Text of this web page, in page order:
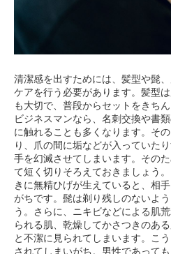
清潔感を出すためには、髪型や髭
ケアを行う必要があります。髪型
も大切で、普段からセットをきち
ビジネスマンなら、名刺交換や書
に触れることも多くなります。そ
り、爪の間に垢などが入っていた
手を幻滅させてしまいます。その
て短く切りそろえておきましょう
きに無精ひげが生えていると、相
がちです。髭は剃り残しのないよ
う。さらに、ニキビなどによる肌
られる肌、乾燥してかさつきのあ
と不潔に見られてしまいます。こ
されてしまいがち。男性であって